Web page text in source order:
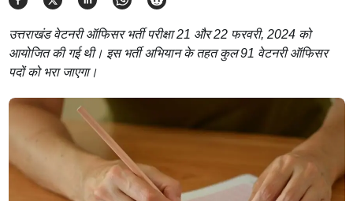
उत्तराखंड वेटनरी ऑफिसर भर्ती परीक्षा 21 और 22 फरवरी, 2024 को
आयोजित की गई थी। इस भर्ती अभियान के तहत कुल 91 वेटनरी ऑफिसर
पदों को भरा जाएगा।